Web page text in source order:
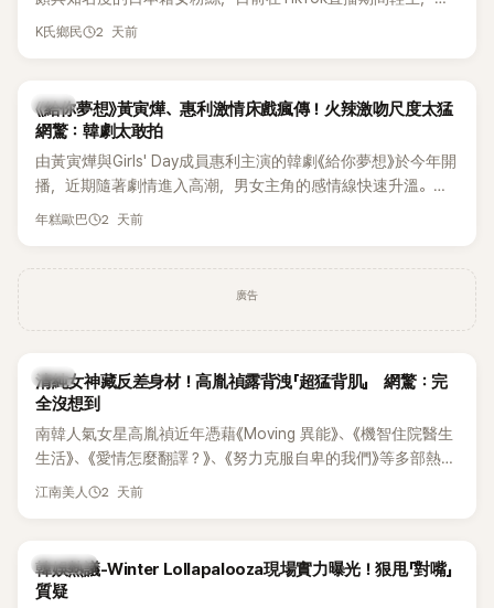
終不幸身亡，消息曝光後震驚韓網，也讓不少粉絲湧入社群平
K氏鄉民 2 天前
韓劇
《給你夢想》黃寅燁、惠利激情床戲瘋傳！火辣激吻尺度太猛
網驚：韓劇太敢拍
由黃寅燁與Girls' Day成員惠利主演的韓劇《給你夢想》於今年開
播，近期隨著劇情進入高潮，男女主角的感情線快速升溫。最
新播出的第8集不僅上演火辣吻戲，更接連出現床戲橋段，讓
年糕歐巴 2 天前
廣告
韓星
清純女神藏反差身材！高胤禎露背洩「超猛背肌」 網驚：完
全沒想到
南韓人氣女星高胤禎近年憑藉《Moving 異能》、《機智住院醫生
生活》、《愛情怎麼翻譯？》、《努力克服自卑的我們》等多部熱門
作品，躍升為韓劇新一代女神代表，不僅演技備受肯定，精緻
細身材下的超狂背肌與肩膀線條，反差感十足，讓不少網友看
傻直呼：「原來她身材這麼猛！」
江南美人 2 天前
熱議討論
韓娛熱議-Winter Lollapalooza現場實力曝光！狠甩「對嘴」
質疑